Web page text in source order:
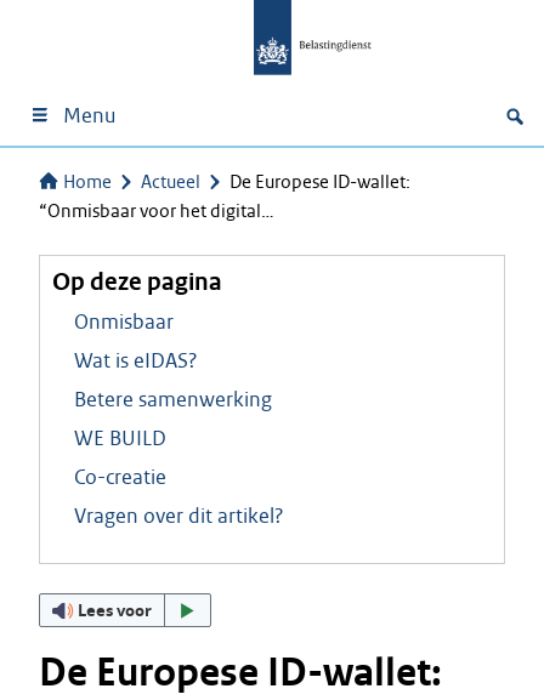
Menu
Home Actueel
De Europese ID-wallet:
“Onmisbaar voor het digital…
Op deze pagina
Onmisbaar
Wat is eIDAS?
Betere samenwerking
WE BUILD
Co-creatie
Vragen over dit artikel?
Lees voor
De Europese ID-wallet: